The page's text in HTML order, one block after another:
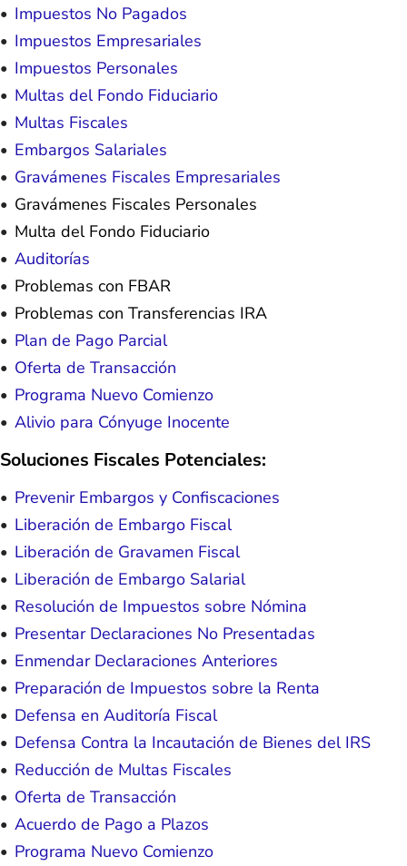
Impuestos No Pagados
Impuestos Empresariales
Impuestos Personales
Multas del Fondo Fiduciario
Multas Fiscales
Embargos Salariales
Gravámenes Fiscales Empresariales
Gravámenes Fiscales Personales
Multa del Fondo Fiduciario
Auditorías
Problemas con FBAR
Problemas con Transferencias IRA
Plan de Pago Parcial
Oferta de Transacción
Programa Nuevo Comienzo
Alivio para Cónyuge Inocente
Soluciones Fiscales Potenciales:
Prevenir Embargos y Confiscaciones
Liberación de Embargo Fiscal
Liberación de Gravamen Fiscal
Liberación de Embargo Salarial
Resolución de Impuestos sobre Nómina
Presentar Declaraciones No Presentadas
Enmendar Declaraciones Anteriores
Preparación de Impuestos sobre la Renta
Defensa en Auditoría Fiscal
Defensa Contra la Incautación de Bienes del IRS
Reducción de Multas Fiscales
Oferta de Transacción
Acuerdo de Pago a Plazos
Programa Nuevo Comienzo